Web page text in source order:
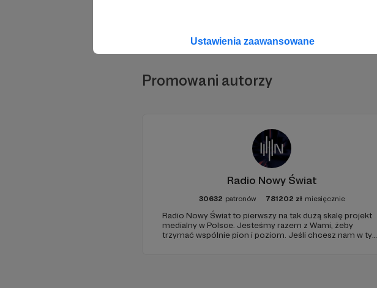
Ustawienia zaawansowane
Promowani autorzy
Radio Nowy Świat
30632 patronów 781202 zł miesięcznie
Radio Nowy Świat to pierwszy na tak dużą skalę projekt
medialny w Polsce. Jesteśmy razem z Wami, żeby
trzymać wspólnie pion i poziom. Jeśli chcesz nam w tym